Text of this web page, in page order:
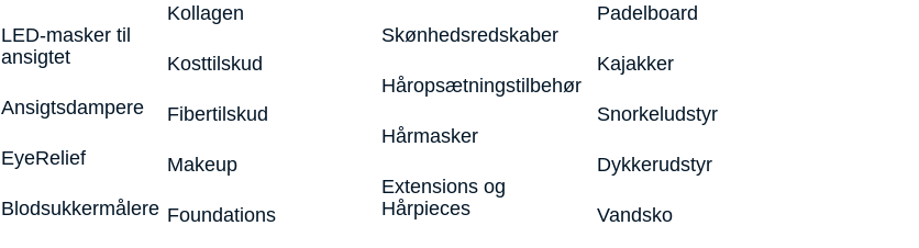
LED-masker til
ansigtet
Ansigtsdampere
EyeRelief
Blodsukkermålere
Kollagen
Kosttilskud
Fibertilskud
Makeup
Foundations
Skønhedsredskaber
Håropsætningstilbehør
Hårmasker
Extensions og
Hårpieces
Padelboard
Kajakker
Snorkeludstyr
Dykkerudstyr
Vandsko